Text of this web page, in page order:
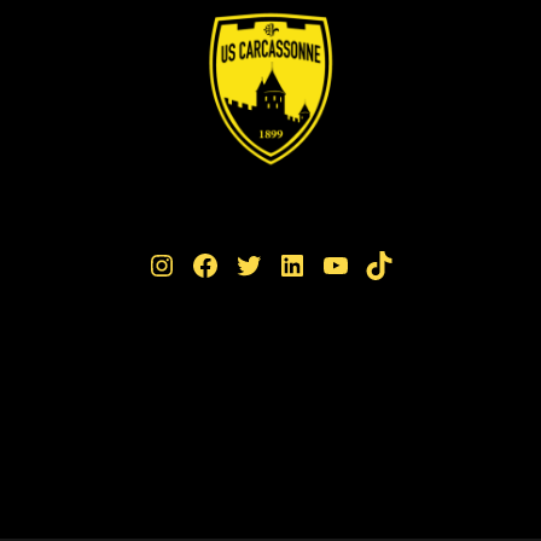
Instagram Facebook Twitter LinkedIn YouTube TikTok